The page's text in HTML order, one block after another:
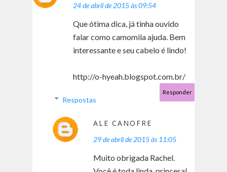
24 de abril de 2015 às 09:54
Que ótima dica, já tinha ouvido
falar como camomila ajuda. Bem
interessante e seu cabelo é lindo!
http://o-hyeah.blogspot.com.br/
Responder
Respostas
ALE CANOFRE
29 de abril de 2015 às 11:05
Muito obrigada Rachel.